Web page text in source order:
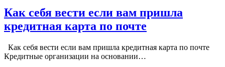
Как себя вести если вам пришла
кредитная карта по почте
Как себя вести если вам пришла кредитная карта по почте
Кредитные организации на основании…